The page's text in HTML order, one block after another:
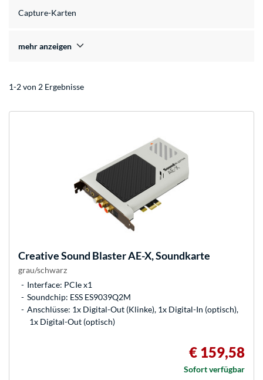
Capture-Karten
mehr anzeigen
1-2 von 2 Ergebnisse
CreativeSound Blaster AE-X, Soundkarte
grau/schwarz
Interface: PCIe x1
Soundchip: ESS ES9039Q2M
Anschlüsse: 1x Digital-Out (Klinke), 1x Digital-In (optisch),
1x Digital-Out (optisch)
€ 159,58
Sofort verfügbar